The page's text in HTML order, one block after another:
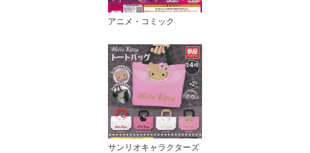
アニメ・コミック
サンリオキャラクターズ